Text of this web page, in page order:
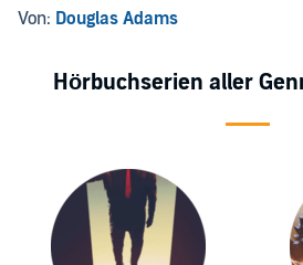
Von: Douglas Adams
Hörbuchserien aller